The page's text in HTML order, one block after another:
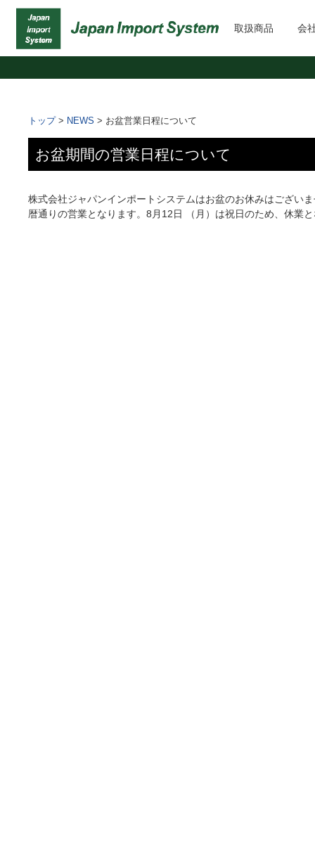
取扱商品 会
トップ> NEWS > お盆営業日程について
お盆期間の営業日程について
株式会社ジャパンインポートシステムはお盆のお休みはござい
暦通りの営業となります。8月12日 （月）は祝日のため、休業